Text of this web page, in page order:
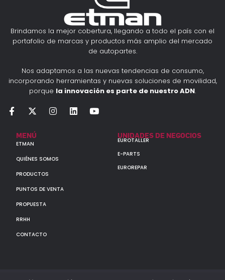
Brindamos la mejor cobertura, llegando a todo el país con el
portafolio de marcas y productos más amplio del mercado
de autopartes.
Nos adaptamos a las nuevas tendencias de consumo,
incorporando herramientas y nuevas soluciones de movilidad,
porque la innovación es parte de nuestro ADN.
MENÚ
ETMAN
QUIÉNES SOMOS
PRODUCTOS
PUNTOS DE VENTA
PROPUESTA
RRHH
CONTACTO
UNIDADES DE NEGOCIOS
EUROTALLER
E-PARTS
EUROREPAR